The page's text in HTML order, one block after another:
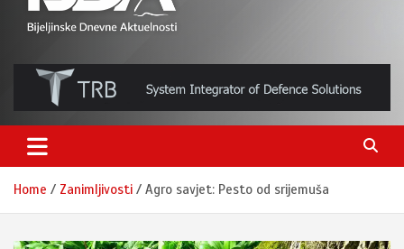
BNDAN.com
Home Zanimljivosti Agro savjet: Pesto od srijemuša